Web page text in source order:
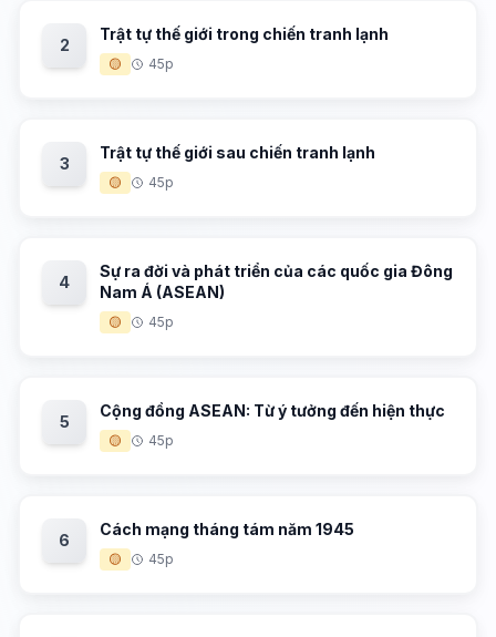
2
Trật tự thế giới trong chiến tranh lạnh
🟡 45p
3
Trật tự thế giới sau chiến tranh lạnh
🟡 45p
4
Sự ra đời và phát triển của các quốc gia Đông
Nam Á (ASEAN)
🟡 45p
5
Cộng đồng ASEAN: Từ ý tưởng đến hiện thực
🟡 45p
6
Cách mạng tháng tám năm 1945
🟡 45p